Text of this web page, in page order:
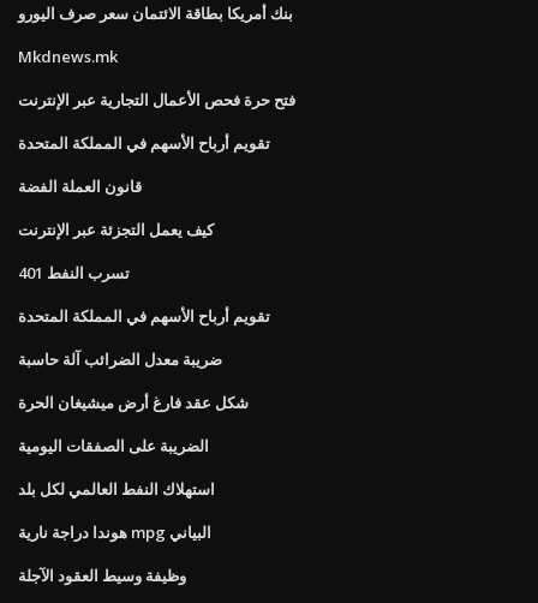
بنك أمريكا بطاقة الائتمان سعر صرف اليورو
Mkdnews.mk
فتح حرة فحص الأعمال التجارية عبر الإنترنت
تقويم أرباح الأسهم في المملكة المتحدة
قانون العملة الفضة
كيف يعمل التجزئة عبر الإنترنت
401 تسرب النفط
تقويم أرباح الأسهم في المملكة المتحدة
ضريبة معدل الضرائب آلة حاسبة
شكل عقد فارغ أرض ميشيغان الحرة
الضريبة على الصفقات اليومية
استهلاك النفط العالمي لكل بلد
هوندا دراجة نارية mpg البياني
وظيفة وسيط العقود الآجلة